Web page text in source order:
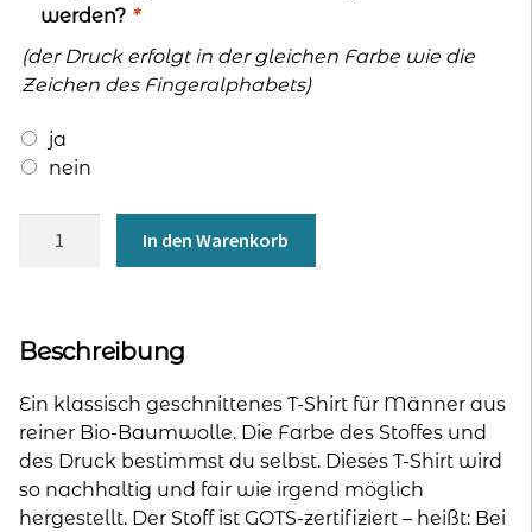
werden? *
(der Druck erfolgt in der gleichen Farbe wie die
Zeichen des Fingeralphabets)
ja
nein
für
-
Print
"Fingeralphabet
individuell"
Menge
In den Warenkorb
Beschreibung
Ein klassisch geschnittenes T-Shirt für Männer aus
reiner Bio-Baumwolle. Die Farbe des Stoffes und
des Druck bestimmst du selbst. Dieses T-Shirt wird
so nachhaltig und fair wie irgend möglich
hergestellt. Der Stoff ist GOTS-zertifiziert – heißt: Bei